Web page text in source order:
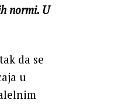
normi. U
da se
u